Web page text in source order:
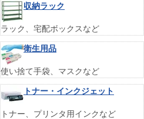
収納ラック
ラック、宅配ボックスなど
衛生用品
使い捨て手袋、マスクなど
トナー・インクジェット
トナー、プリンタ用インクなど